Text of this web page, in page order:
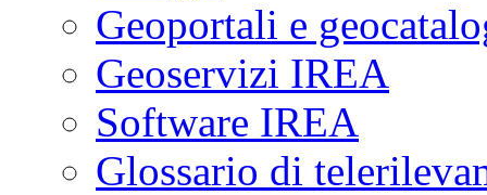
Geoportali e
Geoservizi IREA
Software IREA
Glossario di